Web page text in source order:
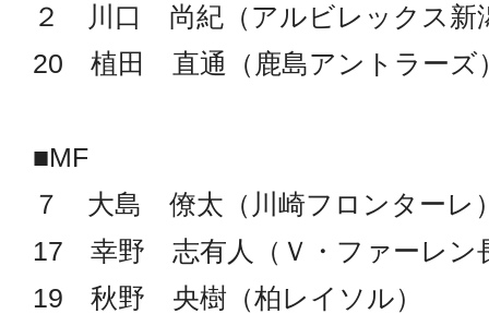
２ 川口 尚紀（アルビレックス新
20 植田 直通（鹿島アントラーズ
■MF
７ 大島 僚太（川崎フロンターレ
17 幸野 志有人（Ｖ・ファーレン
19 秋野 央樹（柏レイソル）